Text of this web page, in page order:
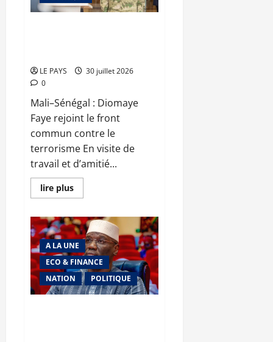
terroristes
LE PAYS
30 juillet 2026
0
Mali–Sénégal : Diomaye
Faye rejoint le front
commun contre le
terrorisme En visite de
travail et d’amitié...
lire plusEn
savoir
Mali–
Sénégal
:
Diomaye
Faye
rejoint
le
front
commun
contre
A LA UNE
ECO & FINANCE
NATION
POLITIQUE